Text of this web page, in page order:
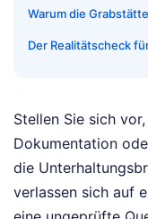
Warum die
Der Realitätscheck
Stellen Sie sich
Dokumentation
die
verlassen sich auf